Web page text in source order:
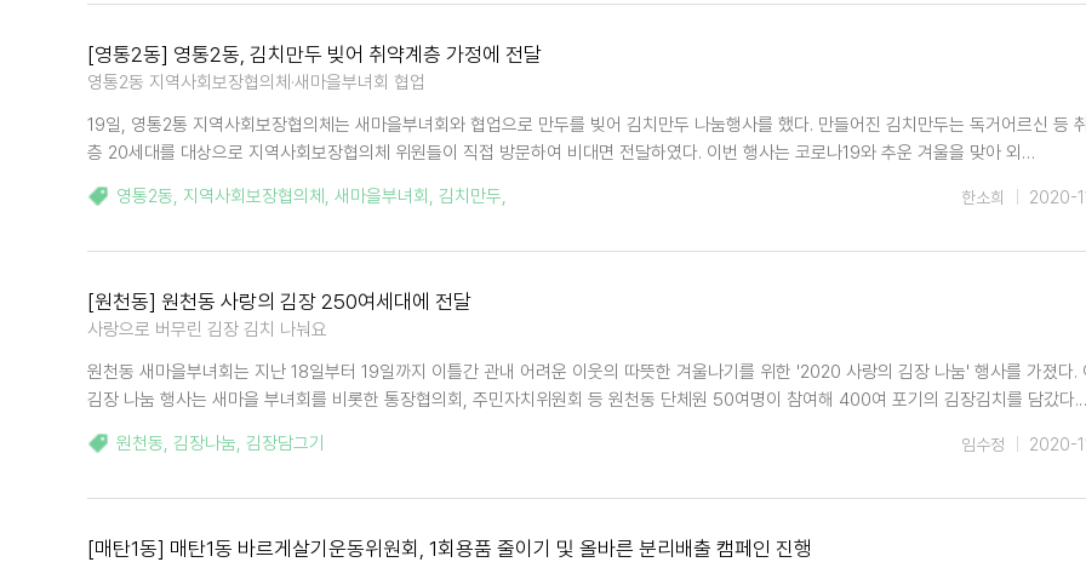
[영통2동] 영통2동, 김치만두 빚어 취약계층 가정에 전달
영통2동 지역사회보장협의체·새마을부녀회 협업
19일, 영통2통 지역사회보장협의체는 새마을부녀회와 협업으로 만두를 빚어 김치만두 나눔행사를 했다. 만들어진 김치만두는 독거어르신 등
층 20세대를 대상으로 지역사회보장협의체 위원들이 직접 방문하여 비대면 전달하였다. 이번 행사는 코로나19와 추운 겨울을 맞아 외…
영통2동, 지역사회보장협의체 , 새마을부녀회 , 김치만두, 2020-
한소희
[원천동] 원천동 사랑의 김장 250여세대에 전달
사랑으로 버무린 김장 김치 나눠요
원천동 새마을부녀회는 지난 18일부터 19일까지 이틀간 관내 어려운 이웃의 따뜻한 겨울나기를 위한 '2020 사랑의 김장 나눔' 행사를 가졌다.
김장 나눔 행사는 새마을 부녀회를 비롯한 통장협의회, 주민자치위원회 등 원천동 단체원 50여명이 참여해 400여 포기의 김장김치를 담갔다
원천동, 김장나눔, 김장담그기 2020-
임수정
[매탄1동] 매탄1동 바르게살기운동위원회, 1회용품 줄이기 및 올바른 분리배출 캠페인 진행